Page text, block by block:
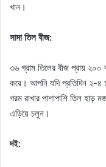
খান।
সাদা তিল বীজ:
৩৬ গ্রাম তিলের বীজ প্রায় ২০০
করে। আপনি যদি প্রতিদিন ২-৪
গরম রাখার পাশাপাশি তিল হাড়
এড়িয়ে চলুন।
দই: